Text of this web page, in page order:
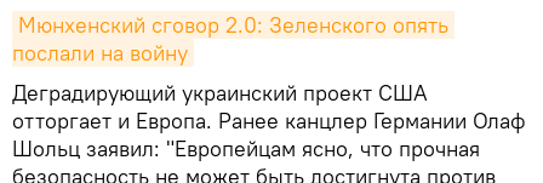
Мюнхенский сговор 2.0: Зеленского опять
послали на войну
Деградирующий украинский проект США
отторгает и Европа. Ранее канцлер Германии Олаф
Шольц заявил: "Европейцам ясно, что прочная
безопасность не может быть достигнута против